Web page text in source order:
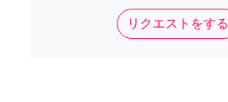
リクエストをする